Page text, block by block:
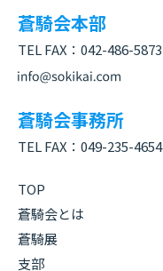
蒼騎会本部
TEL FAX： 042-486-5873
蒼騎会事務所
TEL FAX： 049-235-4654
TOP
蒼騎会とは
蒼騎展
支部